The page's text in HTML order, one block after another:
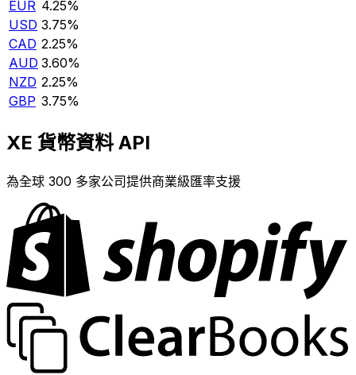
EUR 4.25%
USD 3.75%
CAD 2.25%
AUD 3.60%
NZD 2.25%
GBP 3.75%
XE 貨幣資料 API
為全球 300 多家公司提供商業級匯率支援